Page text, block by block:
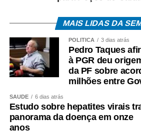
MAIS LIDAS DA
POLÍTICA 3 dias atrás
Pedro Taques
à PGR deu
da PF sobre
milhões entre
SAÚDE 6 dias atrás
Estudo sobre hepatites virais
panorama da doença em onze
anos